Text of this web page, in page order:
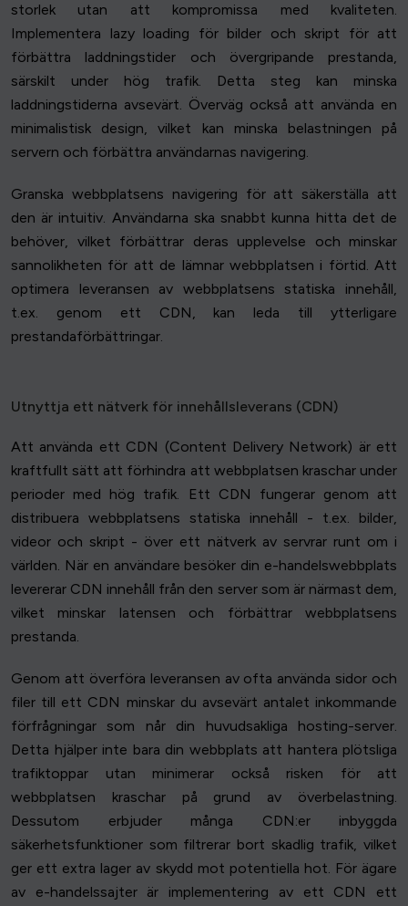
storlek utan att kompromissa med kvaliteten.
Implementera lazy loading för bilder och skript för att
förbättra laddningstider och övergripande prestanda,
särskilt under hög trafik. Detta steg kan minska
laddningstiderna avsevärt. Överväg också att använda en
minimalistisk design, vilket kan minska belastningen på
servern och förbättra användarnas navigering.
Granska webbplatsens navigering för att säkerställa att
den är intuitiv. Användarna ska snabbt kunna hitta det de
behöver, vilket förbättrar deras upplevelse och minskar
sannolikheten för att de lämnar webbplatsen i förtid. Att
optimera leveransen av webbplatsens statiska innehåll,
t.ex. genom ett CDN, kan leda till ytterligare
prestandaförbättringar.
Utnyttja ett nätverk för innehållsleverans (CDN)
Att använda ett CDN (Content Delivery Network) är ett
kraftfullt sätt att förhindra att webbplatsen kraschar under
perioder med hög trafik. Ett CDN fungerar genom att
distribuera webbplatsens statiska innehåll - t.ex. bilder,
videor och skript - över ett nätverk av servrar runt om i
världen. När en användare besöker din e-handelswebbplats
levererar CDN innehåll från den server som är närmast dem,
vilket minskar latensen och förbättrar webbplatsens
prestanda.
Genom att överföra leveransen av ofta använda sidor och
filer till ett CDN minskar du avsevärt antalet inkommande
förfrågningar som når din huvudsakliga hosting-server.
Detta hjälper inte bara din webbplats att hantera plötsliga
trafiktoppar utan minimerar också risken för att
webbplatsen kraschar på grund av överbelastning.
Dessutom erbjuder många CDN:er inbyggda
säkerhetsfunktioner som filtrerar bort skadlig trafik, vilket
ger ett extra lager av skydd mot potentiella hot. För ägare
av e-handelssajter är implementering av ett CDN ett